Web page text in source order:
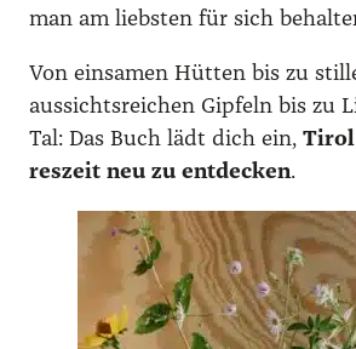
a
l
e
J
a
man am liebs­ten für sich
Von ein­sa­men Hüt­ten bis zu
aus­sichts­rei­chen Gip­feln bis zu
Tal: Das Buch lädt dich ein, Tirol
res­zeit neu zu ent­de­cken.